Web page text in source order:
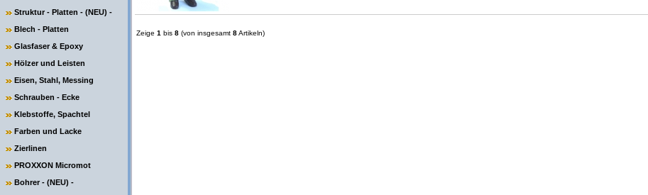
Struktur - Platten - (NEU) -
Blech - Platten
Glasfaser & Epoxy
Hölzer und Leisten
Eisen, Stahl, Messing
Schrauben - Ecke
Klebstoffe, Spachtel
Farben und Lacke
Zierlinen
PROXXON Micromot
Bohrer - (NEU) -
Zeige 1 bis 8 (von insgesamt 8Artikeln)